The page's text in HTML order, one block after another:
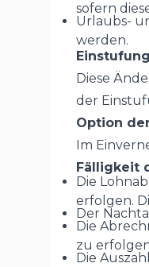
sofern
Urlaubs-
werden.
Diese
der
Option
Im
Fälligkeit
Die
erfolgen.
Der
Die
zu
Die